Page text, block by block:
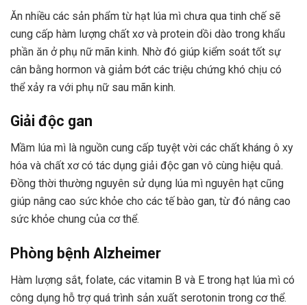
Ăn nhiều các sản phẩm từ hạt lúa mì chưa qua tinh chế sẽ
cung cấp hàm lượng chất xơ và protein dồi dào trong khẩu
phần ăn ở phụ nữ mãn kinh. Nhờ đó giúp kiểm soát tốt sự
cân bằng hormon và giảm bớt các triệu chứng khó chịu có
thể xảy ra với phụ nữ sau mãn kinh.
Giải độc gan
Mầm lúa mì là nguồn cung cấp tuyệt vời các chất kháng ô xy
hóa và chất xơ có tác dụng giải độc gan vô cùng hiệu quả.
Đồng thời thường nguyên sử dụng lúa mì nguyên hạt cũng
giúp nâng cao sức khỏe cho các tế bào gan, từ đó nâng cao
sức khỏe chung của cơ thể.
Phòng bệnh Alzheimer
Hàm lượng sắt, folate, các vitamin B và E trong hạt lúa mì có
công dụng hỗ trợ quá trình sản xuất serotonin trong cơ thể.